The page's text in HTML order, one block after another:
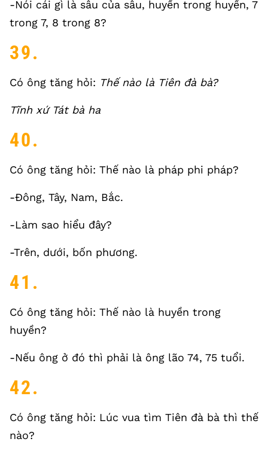
-Nói cái gì là sâu của sâu, huyền trong huyền, 7
trong 7, 8 trong 8?
39.
Có ông tăng hỏi: Thế nào là Tiên đà bà?
Tĩnh xứ Tát bà ha
40.
Có ông tăng hỏi: Thế nào là pháp phi pháp?
-Đông, Tây, Nam, Bắc.
-Làm sao hiểu đây?
-Trên, dưới, bốn phương.
41.
Có ông tăng hỏi: Thế nào là huyền trong
huyền?
-Nếu ông ở đó thì phải là ông lão 74, 75 tuổi.
42.
Có ông tăng hỏi: Lúc vua tìm Tiên đà bà thì thế
nào?